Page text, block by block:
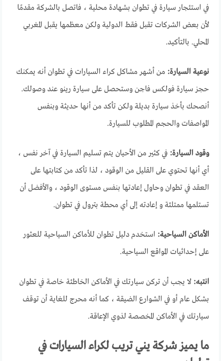
في استئجار سيارة في تطوان بشهادة محلية ، فاتصل بالشركة مقدمًا
لأن بعض الشركات تقبل فقط الدولية ولكن معظمها يقبل المغربي
المحلي. بالتأكيد.
نوعية السيارة: من أشهر مشاكل كراء السيارات في تطوان أنه يمكنك
حجز سيارة فولكس فاجن وستحصل على سيارة رينو عند وصولك.
أنصحك بأخذ سيارة بديلة ولكن تأكد من أنها حديثة وبنفس
المواصفات والحجم المطلوب للسيارة.
وقود السيارة: في كثير من الأحيان يتم تسليم السيارة في آخر نفس ،
أي أنها تحتوي على القليل من الوقود ، لذا تأكد من كتابتها على
العقد في تطوان وحاول إعادتها بنفس مستوى الوقود ، والأفضل أن
تستلمها ممتلئة و إعادته إلى أي محطة بترول في تطوان.
الأماكن السياحية: استخدم دليل تطوان للأماكن السياحية للعثور
على إحداثيات المواقع السياحية.
انتبه: لا يجب أن تركن سيارتك في الأماكن الخاطئة خاصة في تطوان
بشكل عام أو في الشوارع الضيقة ، كما أنه محرج للغاية أن توقف
سيارتك في الأماكن المخصصة لذوي الإعاقة.
ما يميز شركة يني تريب لكراء السيارات في